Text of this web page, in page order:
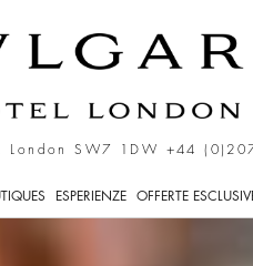
Hotel
London SW7 1DW +44
ESPERIENZE OFFERTE